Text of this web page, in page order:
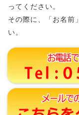
ってください。
その際に、「お名前
い。